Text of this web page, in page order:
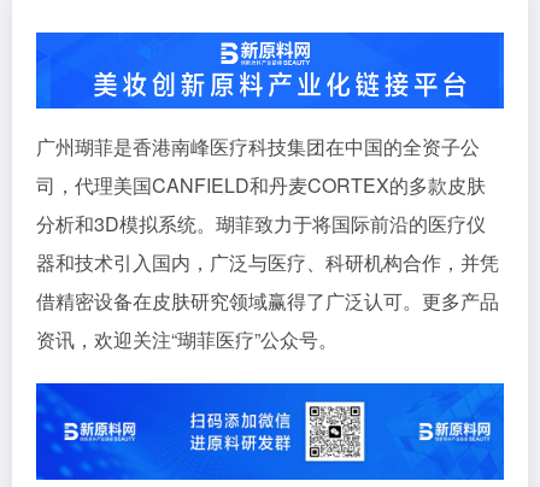
广州瑚菲是香港南峰医疗科技集团在中国的全资子公
司，代理美国CANFIELD和丹麦CORTEX的多款皮肤
分析和3D模拟系统。瑚菲致力于将国际前沿的医疗仪
器和技术引入国内，广泛与医疗、科研机构合作，并凭
借精密设备在皮肤研究领域赢得了广泛认可。更多产品
资讯，欢迎关注“瑚菲医疗”公众号。